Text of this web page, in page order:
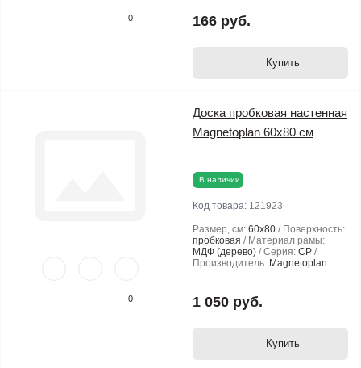
0 166 руб.
Купить
0
Доска пробковая настенная
Magnetoplan 60х80 см
В наличии
Код товара: 121923
Размер, см: 60х80
Поверхность:
пробковая
Материал рамы:
МДФ (дерево)
Серия: CP
Производитель: Magnetoplan
1 050 руб.
Купить